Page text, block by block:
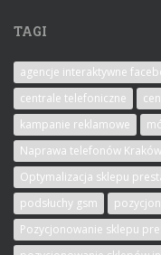
TAGI
agencje interaktywne
centrale telefoniczne
kampanie reklamowe
Naprawa telefonów
Optymalizacja sklepu
podsłuchy gsm
Pozycjonowanie sklepu